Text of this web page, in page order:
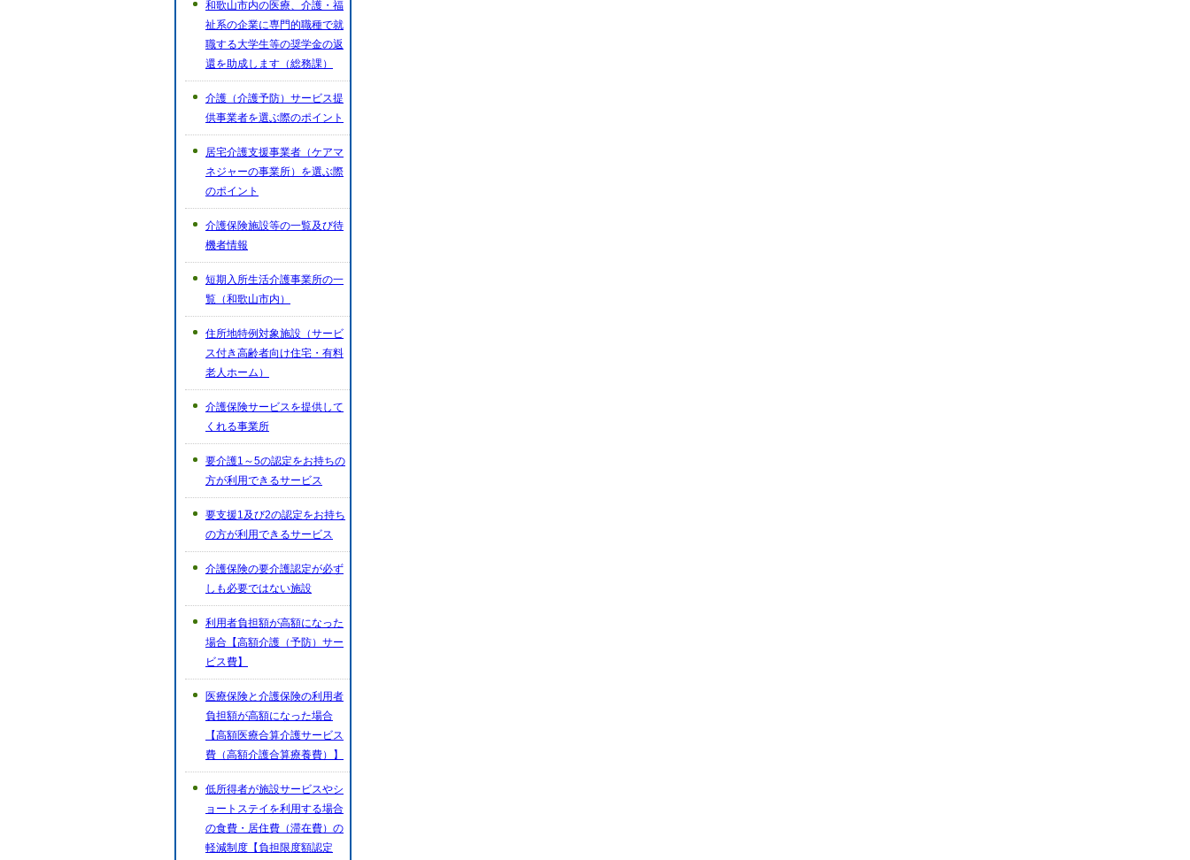
和歌山市内の医療、介護・福
祉系の企業に専門的職種で就
職する大学生等の奨学金の返
還を助成します（総務課）
介護（介護予防）サービス提
供事業者を選ぶ際のポイント
居宅介護支援事業者（ケアマ
ネジャーの事業所）を選ぶ際
のポイント
介護保険施設等の一覧及び待
機者情報
短期入所生活介護事業所の一
覧（和歌山市内）
住所地特例対象施設（サービ
ス付き高齢者向け住宅・有料
老人ホーム）
介護保険サービスを提供して
くれる事業所
要介護1～5の認定をお持ちの
方が利用できるサービス
要支援1及び2の認定をお持ち
の方が利用できるサービス
介護保険の要介護認定が必ず
しも必要ではない施設
利用者負担額が高額になった
場合【高額介護（予防）サー
ビス費】
医療保険と介護保険の利用者
負担額が高額になった場合
【高額医療合算介護サービス
費（高額介護合算療養費）】
低所得者が施設サービスやシ
ョートステイを利用する場合
の食費・居住費（滞在費）の
軽減制度【負担限度額認定